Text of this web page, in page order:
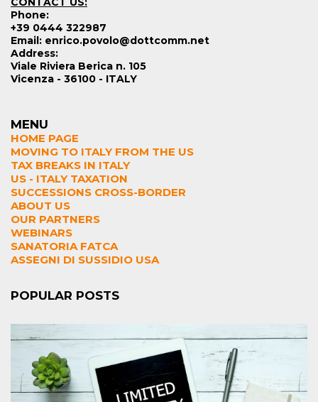
Phone:
+39 0444 322987
Email: enrico.povolo@dottcomm.net
Address:
Viale Riviera Berica n. 105
Vicenza - 36100 - ITALY
MENU
HOME PAGE
MOVING TO ITALY FROM THE US
TAX BREAKS IN ITALY
US - ITALY TAXATION
SUCCESSIONS CROSS-BORDER
ABOUT US
OUR PARTNERS
WEBINARS
SANATORIA FATCA
ASSEGNI DI SUSSIDIO USA
POPULAR POSTS